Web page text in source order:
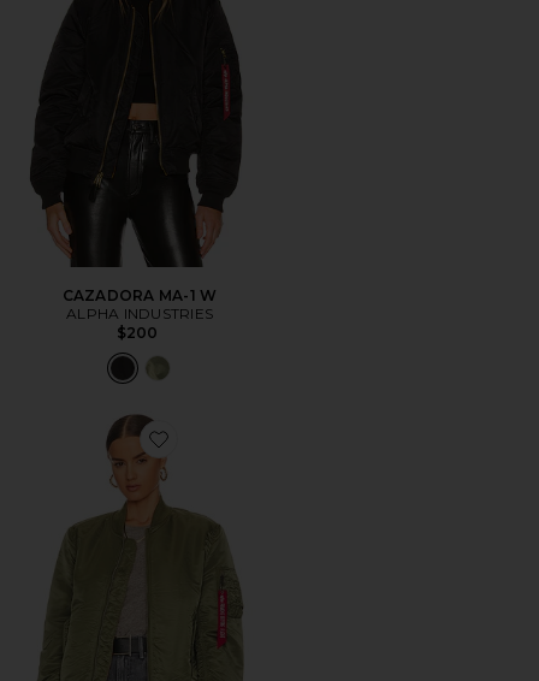
CAZADORA MA-1 W
ALPHA INDUSTRIES
$200
Favorite CHAQUETA